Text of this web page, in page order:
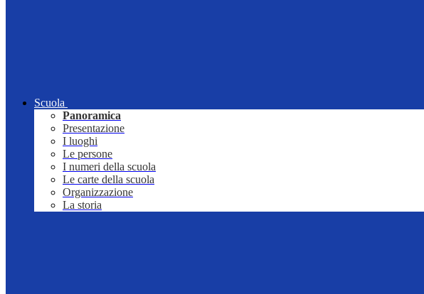
Scuola
Panoramica
Presentazione
I luoghi
Le persone
I numeri della scuola
Le carte della scuola
Organizzazione
La storia